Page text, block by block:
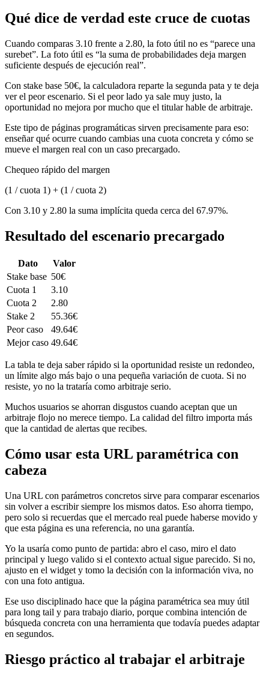
Qué dice de verdad este cruce de cuotas
Cuando comparas 3.10 frente a 2.80, la foto útil no es “parece una
surebet”. La foto útil es “la suma de probabilidades deja margen
suficiente después de ejecución real”.
Con stake base 50€, la calculadora reparte la segunda pata y te deja
ver el peor escenario. Si el peor lado ya sale muy justo, la
oportunidad no mejora por mucho que el titular hable de arbitraje.
Este tipo de páginas programáticas sirven precisamente para eso:
enseñar qué ocurre cuando cambias una cuota concreta y cómo se
mueve el margen real con un caso precargado.
Chequeo rápido del margen
(1 / cuota 1) + (1 / cuota 2)
Con 3.10 y 2.80 la suma implícita queda cerca del 67.97%.
Resultado del escenario precargado
Dato
Valor
Stake base 50€
Cuota 1
3.10
Cuota 2
2.80
Stake 2
55.36€
Peor caso
49.64€
Mejor caso 49.64€
La tabla te deja saber rápido si la oportunidad resiste un redondeo,
un límite algo más bajo o una pequeña variación de cuota. Si no
resiste, yo no la trataría como arbitraje serio.
Muchos usuarios se ahorran disgustos cuando aceptan que un
arbitraje flojo no merece tiempo. La calidad del filtro importa más
que la cantidad de alertas que recibes.
Cómo usar esta URL paramétrica con
cabeza
Una URL con parámetros concretos sirve para comparar escenarios
sin volver a escribir siempre los mismos datos. Eso ahorra tiempo,
pero solo si recuerdas que el mercado real puede haberse movido y
que esta página es una referencia, no una garantía.
Yo la usaría como punto de partida: abro el caso, miro el dato
principal y luego valido si el contexto actual sigue parecido. Si no,
ajusto en el widget y tomo la decisión con la información viva, no
con una foto antigua.
Ese uso disciplinado hace que la página paramétrica sea muy útil
para long tail y para trabajo diario, porque combina intención de
búsqueda concreta con una herramienta que todavía puedes adaptar
en segundos.
Riesgo práctico al trabajar el arbitraje